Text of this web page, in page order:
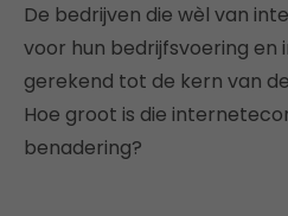
De bedrijven die wèl van
voor hun bedrijfsvoering en
gerekend tot de kern van
Hoe groot is die
benadering?